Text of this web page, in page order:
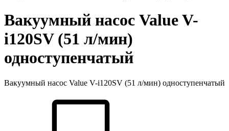
Вакуумный насос Value V-
i120SV (51 л/мин)
одноступенчатый
Вакуумный насос Value V-i120SV (51 л/мин) одноступенчатый